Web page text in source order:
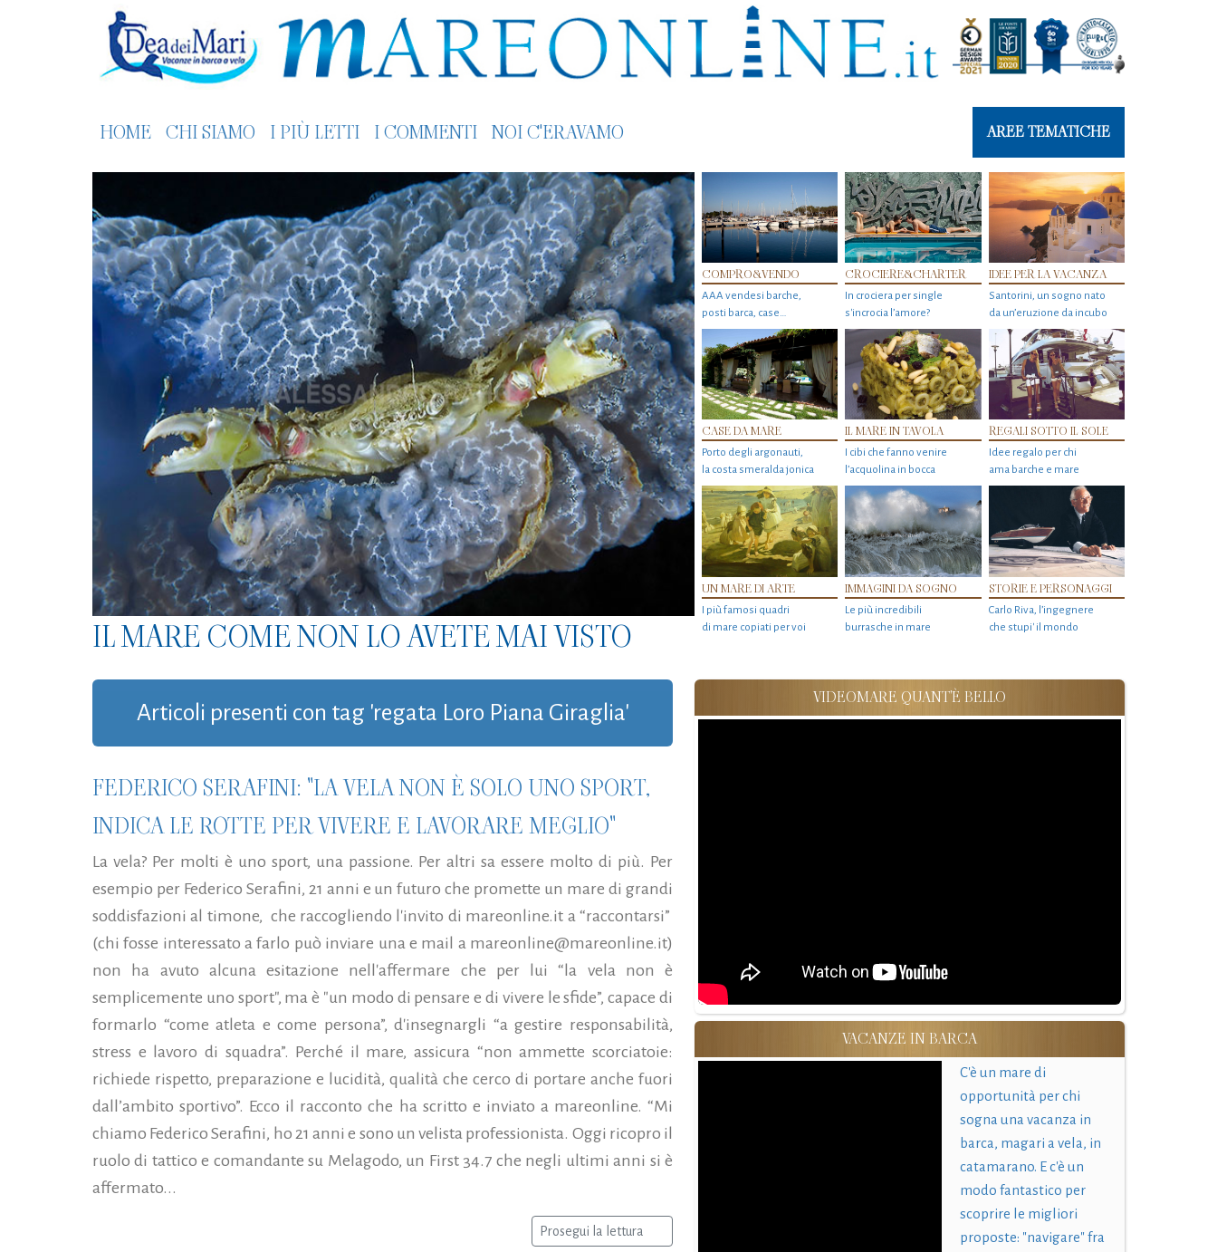
HOME CHI SIAMO I PIÙ LETTI I COMMENTI NOI C'ERAVAMO AREE TEMATICHE
IL MARE COME NON LO AVETE MAI VISTO
COMPRO&VENDO
AAA vendesi barche,
posti barca, case…
CROCIERE&CHARTER
In crociera per single
s'incrocia l’amore?
IDEE PER LA VACANZA
Santorini, un sogno nato
da un’eruzione da incubo
CASE DA MARE
Porto degli argonauti,
la costa smeralda jonica
IL MARE IN TAVOLA
I cibi che fanno venire
l’acquolina in bocca
REGALI SOTTO IL SOLE
Idee regalo per chi
ama barche e mare
UN MARE DI ARTE
I più famosi quadri
di mare copiati per voi
IMMAGINI DA SOGNO
Le più incredibili
burrasche in mare
STORIE E PERSONAGGI
Carlo Riva, l’ingegnere
che stupi' il mondo
Articoli presenti con tag 'regata Loro Piana Giraglia'
FEDERICO SERAFINI: "LA VELA NON È SOLO UNO SPORT,
INDICA LE ROTTE PER VIVERE E LAVORARE MEGLIO"
La vela? Per molti è uno sport, una passione. Per altri sa essere molto di più. Per
esempio per Federico Serafini, 21 anni e un futuro che promette un mare di grandi
soddisfazioni al timone, che raccogliendo l'invito di mareonline.it a “raccontarsi”
(chi fosse interessato a farlo può inviare una e mail a mareonline@mareonline.it)
non ha avuto alcuna esitazione nell'affermare che per lui “la vela non è
semplicemente uno sport", ma è "un modo di pensare e di vivere le sfide”, capace di
formarlo “come atleta e come persona”, d'insegnargli “a gestire responsabilità,
stress e lavoro di squadra”. Perché il mare, assicura “non ammette scorciatoie:
richiede rispetto, preparazione e lucidità, qualità che cerco di portare anche fuori
dall’ambito sportivo”. Ecco il racconto che ha scritto e inviato a mareonline. “Mi
chiamo Federico Serafini, ho 21 anni e sono un velista professionista. Oggi ricopro il
ruolo di tattico e comandante su Melagodo, un First 34.7 che negli ultimi anni si è
affermato...
Prosegui la lettura
VIDEOMARE QUANT'È BELLO
VACANZE IN BARCA
C'è un mare di
opportunità per chi
sogna una vacanza in
barca, magari a vela, in
catamarano. E c'è un
modo fantastico per
scoprire le migliori
proposte: "navigare" fra